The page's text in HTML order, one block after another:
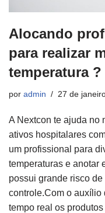
Alocando
para realizar
temperatura ?
por admin 27 de
A Nextcon te ajuda no
ativos hospitalares
um profissional para
temperaturas e anotar
possui grande risco
controle.Com o auxílio
tempo real os